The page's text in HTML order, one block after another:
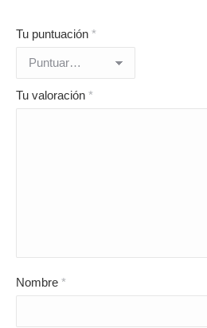
Tu puntuación *
Tu valoración *
Nombre *